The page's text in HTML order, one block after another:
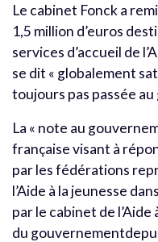
Le cabinet Fonck a
1,5 million d’euros
services d’accueil de
se dit « globalement
toujours pas passée
La « note au
française visant à
par les fédérations
l’Aide à la jeunesse
par le cabinet de
du